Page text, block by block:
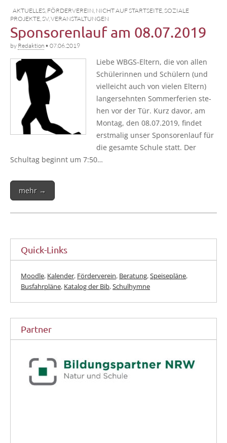
AKTUELLES FÖRDERVEREIN NICHT AUF STARTSEITE SOZIALE
PROJEKTE SV, VERANSTALTUNGEN
Sponsorenlauf am 08.07.2019
by Redaktion • 07.06.2019
Lie­be WBGS-Eltern, die von allen
Schü­le­rin­nen und Schü­lern (und
viel­leicht auch von vie­len Eltern)
lang­ersehn­ten Som­mer­fe­ri­en ste­
hen vor der Tür. Kurz davor, am
Mon­tag, den 08.07.2019, fin­det
erst­ma­lig unser Spon­so­ren­lauf für
die gesam­te Schu­le statt. Der
Schul­tag beginnt um 7:50…
mehr →
Quick-Links
Moodle, Kalender, Förderverein, Beratung,Speisepläne,
Busfahrpläne, Katalog der Bib,Schulhymne
Partner